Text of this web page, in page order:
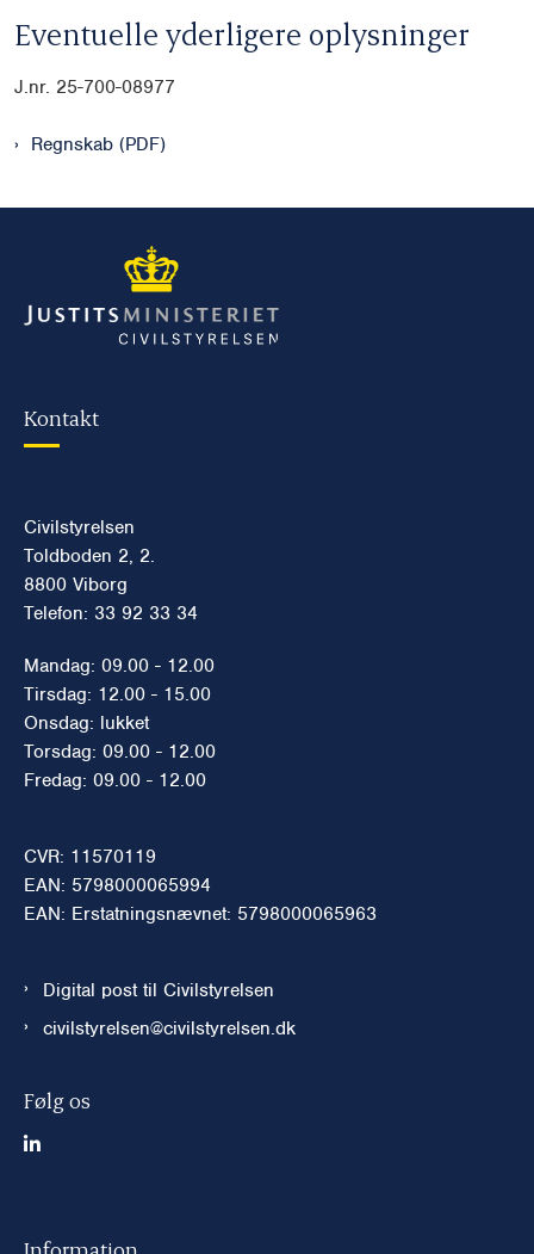
Eventuelle yderligere oplysninger
J.nr. 25-700-08977
Regnskab (PDF)
Kontakt
Civilstyrelsen
Toldboden 2, 2.
8800 Viborg
Telefon: 33 92 33 34
Mandag: 09.00 - 12.00
Tirsdag: 12.00 - 15.00
Onsdag: lukket
Torsdag: 09.00 - 12.00
Fredag: 09.00 - 12.00
CVR: 11570119
EAN: 5798000065994
EAN: Erstatningsnævnet: 5798000065963
Digital post til Civilstyrelsen
civilstyrelsen@civilstyrelsen.dk
Følg os
Information